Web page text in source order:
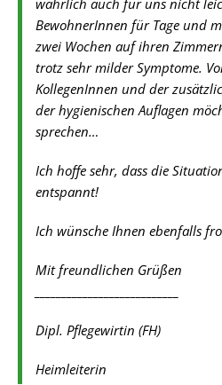
wahrlich auch für uns nicht
BewohnerInnen für Tage und
zwei Wochen auf ihren
trotz sehr milder Symptome.
KollegenInnen und der
der hygienischen Auflagen
sprechen…
Ich hoffe sehr, dass die
entspannt!
Ich wünsche Ihnen ebenfalls
Mit freundlichen Grüßen
Dipl. Pflegewirtin (FH)
Heimleiterin